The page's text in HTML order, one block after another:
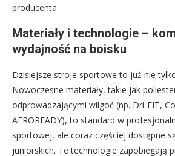
producenta.
Materiały i technologie –
wydajność na boisku
Dzisiejsze stroje sportowe to już nie
Nowoczesne materiały, takie jak
odprowadzającymi wilgoć (np. Dri-FIT,
AEROREADY), to standard w
sportowej, ale coraz częściej dostępne
juniorskich. Te technologie zapobiegają